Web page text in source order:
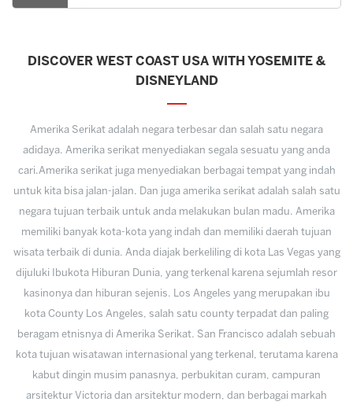
DISCOVER WEST COAST USA WITH YOSEMITE &
DISNEYLAND
Amerika Serikat adalah negara terbesar dan salah satu negara
adidaya. Amerika serikat menyediakan segala sesuatu yang anda
cari.Amerika serikat juga menyediakan berbagai tempat yang indah
untuk kita bisa jalan-jalan. Dan juga amerika serikat adalah salah satu
negara tujuan terbaik untuk anda melakukan bulan madu. Amerika
memiliki banyak kota-kota yang indah dan memiliki daerah tujuan
wisata terbaik di dunia. Anda diajak berkeliling di kota Las Vegas yang
dijuluki Ibukota Hiburan Dunia, yang terkenal karena sejumlah resor
kasinonya dan hiburan sejenis. Los Angeles yang merupakan ibu
kota County Los Angeles, salah satu county terpadat dan paling
beragam etnisnya di Amerika Serikat. San Francisco adalah sebuah
kota tujuan wisatawan internasional yang terkenal, terutama karena
kabut dingin musim panasnya, perbukitan curam, campuran
arsitektur Victoria dan arsitektur modern, dan berbagai markah